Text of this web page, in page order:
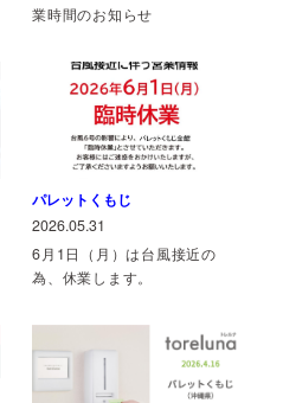
業時間のお知らせ
パレットくもじ
2026.05.31
6月1日（月）は台風接近の
為、休業します。